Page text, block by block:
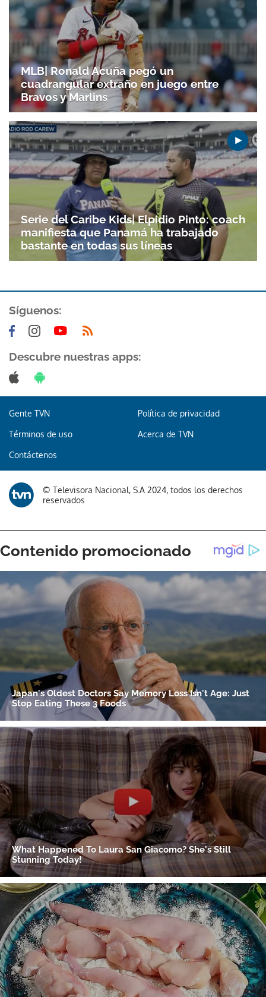
Gracias por suscribirte a nuestro boletín.
ACEPTAR
MLB| Ronald Acuña pegó un
cuadrangular extraño en juego entre
Bravos y Marlins
Serie del Caribe Kids| Elpidio Pinto: coach
manifiesta que Panamá ha trabajado
bastante en todas sus líneas
Síguenos:
Descubre nuestras apps:
Gente TVN Política de privacidad
Términos de uso Acerca de TVN
Contáctenos
© Televisora Nacional, S.A 2024, todos los derechos
reservados